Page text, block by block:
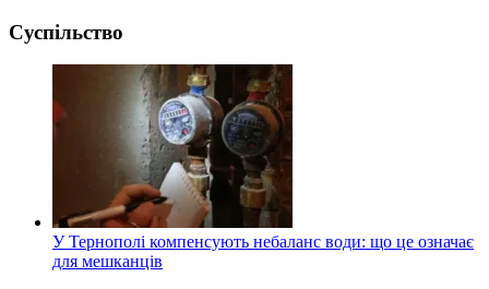
Суспільство
У Тернополі компенсують небаланс води: що це означає
для мешканців